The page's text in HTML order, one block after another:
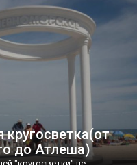
кругосветка(от
до Атлеша)